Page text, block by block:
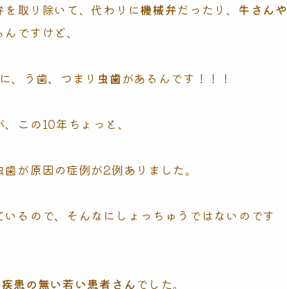
取り除いて、代わりに機械弁だったり、 牛さんや
ですけど、
、う歯、つまり 虫歯があるんです！！！
この10年ちょっと、
が原因の症例が2例ありました。
るので、そんなにしょっちゅうではないのです
患の無い若い患者さん でした。